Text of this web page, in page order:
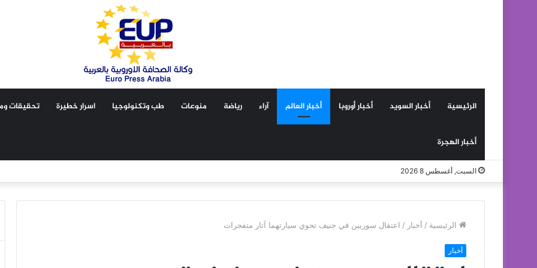
الرئيسية أخبار السويد أخبار أوروبا أخبار العالم آراء رياضة منوعات طب وتكنولوجيا اسرار خطيرة تحقيقات
أخبار الهجرة
السبت, أغسطس 8 2026
الرئيسية / أخبار / اعتقال سوريين في جنيف تحوي سيارتهما آثار متفجرات
أخبار